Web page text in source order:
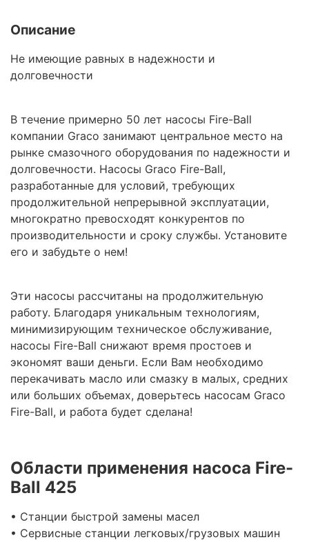
Описание
Не имеющие равных в надежности и
долговечности
В течение примерно 50 лет насосы Fire-Ball
компании Graco занимают центральное место на
рынке смазочного оборудования по надежности и
долговечности. Насосы Graco Fire-Ball,
разработанные для условий, требующих
продолжительной непрерывной эксплуатации,
многократно превосходят конкурентов по
производительности и сроку службы. Установите
его и забудьте о нем!
Эти насосы рассчитаны на продолжительную
работу. Благодаря уникальным технологиям,
минимизирующим техническое обслуживание,
насосы Fire-Ball снижают время простоев и
экономят ваши деньги. Если Вам необходимо
перекачивать масло или смазку в малых, средних
или больших объемах, доверьтесь насосам Graco
Fire-Ball, и работа будет сделана!
Области применения насоса Fire-
Ball 425
• Станции быстрой замены масел
• Сервисные станции легковых/грузовых машин